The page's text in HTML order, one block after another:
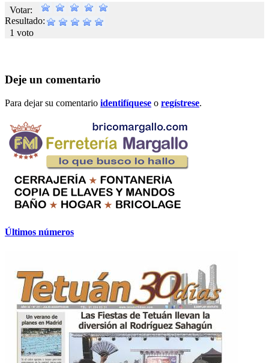
Votar:
Resultado:
1 voto
Deje un comentario
Para dejar su comentario identifíquese o regístrese.
Últimos números